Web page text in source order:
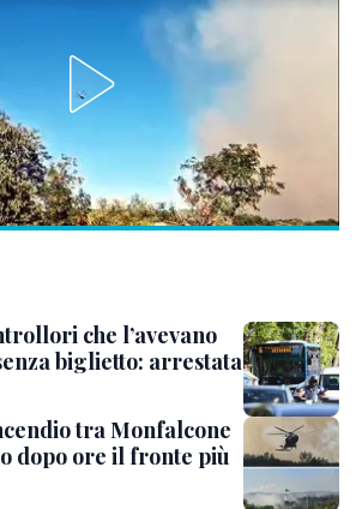
che l’avevano
biglietto: arrestata
tra Monfalcone
dopo ore il fronte più